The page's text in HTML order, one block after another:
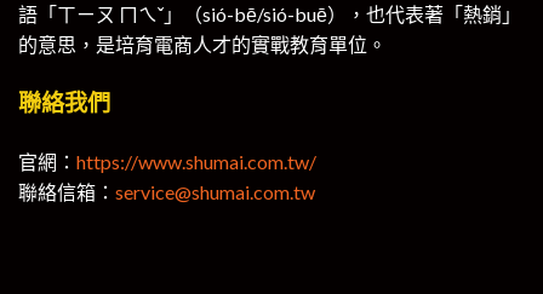
語「ㄒㄧㄡ ㄇㄟˇ」（sió-bē/sió-buē），也代表著「熱銷」
的意思，是培育電商人才的實戰教育單位。
聯絡我們
官網： https://www.shumai.com.tw/
聯絡信箱： service@shumai.com.tw